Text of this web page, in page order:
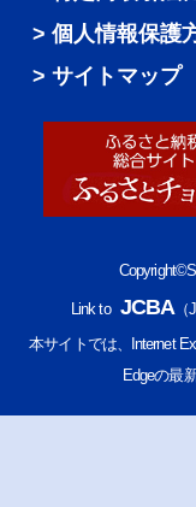
個人情報保護
サイトマップ
Link to JCBA（
本サイトでは、Internet
Edgeの最